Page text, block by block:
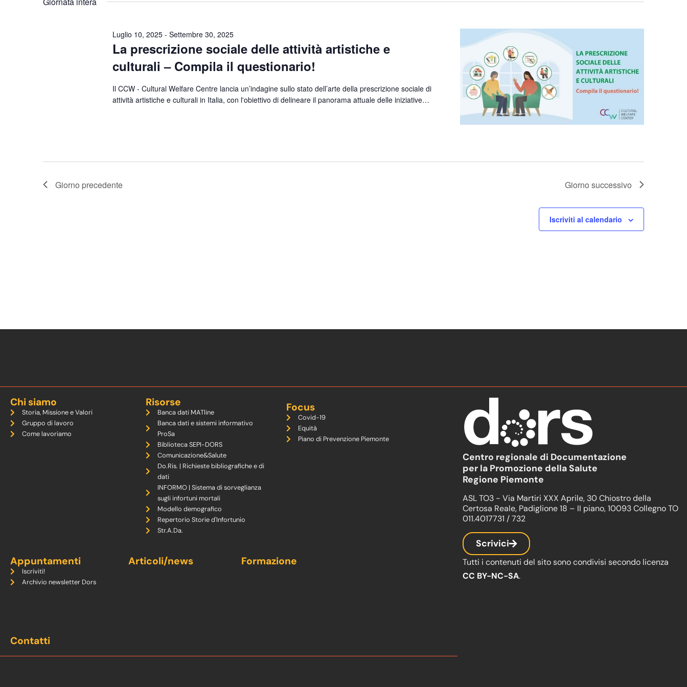
Parola
La prescrizione sociale delle attività artistiche e
culturali – Compila il questionario!
Luglio 10, 2025- Settembre 30, 2025
Il CCW - Cultural Welfare Centre lancia un’indagine sullo stato dell’arte della prescrizione sociale di
attività artistiche e culturali in Italia, con l'obiettivo di delineare il panorama attuale delle iniziative…
Giorno precedente Giorno successivo
Iscriviti al calendario
Chi siamo
Storia, Missione e Valori
Gruppo di lavoro
Come lavoriamo
Risorse
Banca dati MATline
Banca dati e sistemi informativo
ProSa
Biblioteca SEPI-DORS
Comunicazione&Salute
Do.Ris. | Richieste bibliografiche e di
dati
INFORMO | Sistema di sorveglianza
sugli infortuni mortali
Modello demografico
Repertorio Storie d'Infortunio
Str.A.Da.
Focus
Covid-19
Equità
Piano di Prevenzione Piemonte
Appuntamenti
Iscriviti!
Archivio newsletter Dors
Articoli/news Formazione
Contatti
Centro regionale di Documentazione
per la Promozione della Salute
Regione Piemonte
ASL TO3 - Via Martiri XXX Aprile, 30 Chiostro della
Certosa Reale, Padiglione 18 – II piano, 10093 Collegno TO
011.4017731 / 732
Scrivici
Tutti i contenuti del sito sono condivisi secondo licenza
CC BY-NC-SA.